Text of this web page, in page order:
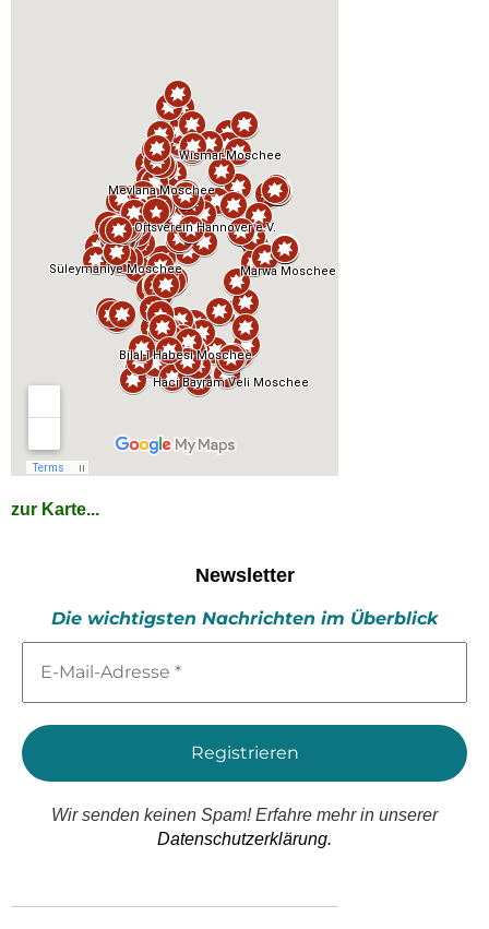
zur Karte...
Newsletter
Die wichtigsten Nachrichten im Überblick
Mail-
*
Wir senden keinen Spam! Erfahre mehr in unserer
Datenschutzerklärung.